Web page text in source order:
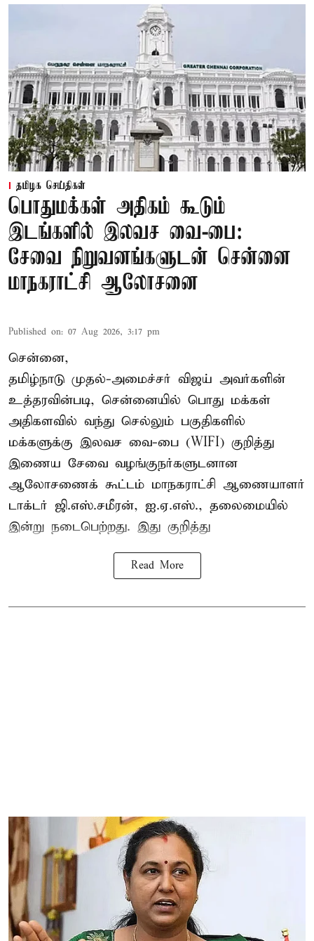
தமிழக செய்திகள்
பொதுமக்கள் அதிகம் கூடும்
இடங்களில் இலவச வை-பை:
சேவை நிறுவனங்களுடன் சென்னை
மாநகராட்சி ஆலோசனை
Published on: 07 Aug 2026, 3:17 pm
சென்னை,
தமிழ்நாடு முதல்-அமைச்சர் விஜய் அவர்களின்
உத்தரவின்படி, சென்னையில் பொது மக்கள்
அதிகளவில் வந்து செல்லும் பகுதிகளில்
மக்களுக்கு இலவச வை-பை (WIFI) குறித்து
இணைய சேவை வழங்குநர்களுடனான
ஆலோசணைக் கூட்டம் மாநகராட்சி ஆணையாளர்
டாக்டர் ஜி.எஸ்.சமீரன், ஐ.ஏ.எஸ்., தலைமையில்
இன்று நடைபெற்றது. இது குறித்து
Read More